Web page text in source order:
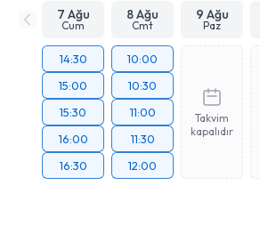
7 Ağu
Cum
8 Ağu
Cmt
9 Ağu
Paz
14:30
15:00
15:30
16:00
16:30
10:00
10:30
11:00
11:30
12:00
Takvim
kapalıdır